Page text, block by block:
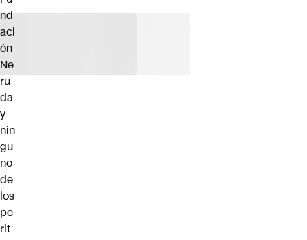
nd
aci
ón
Ne
ru
da
y
nin
gu
no
de
los
pe
rit